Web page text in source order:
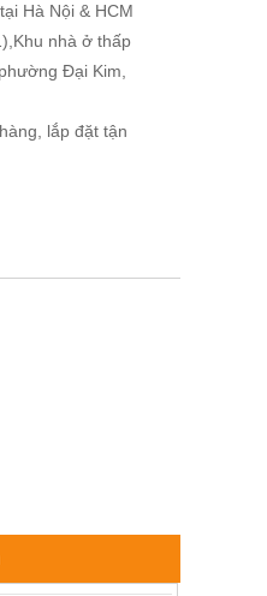
Hà Nội & HCM
nhà ở thấp
Đại Kim,
lắp đặt tận